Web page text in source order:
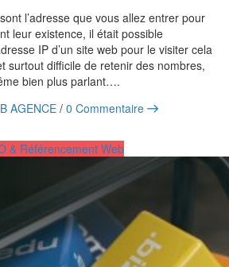
l’adresse que vous allez entrer pour
leur existence, il était possible
IP d’un site web pour le visiter cela
surtout difficile de retenir des nombres,
bien plus parlant….
AGENCE / 0 Commentaire
& Référencement Web